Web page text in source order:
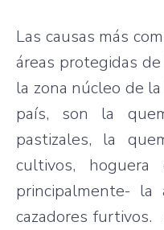
Las causas más
áreas protegidas
la zona núcleo de
país, son la
pastizales, la
cultivos,
principalmente- la
cazadores